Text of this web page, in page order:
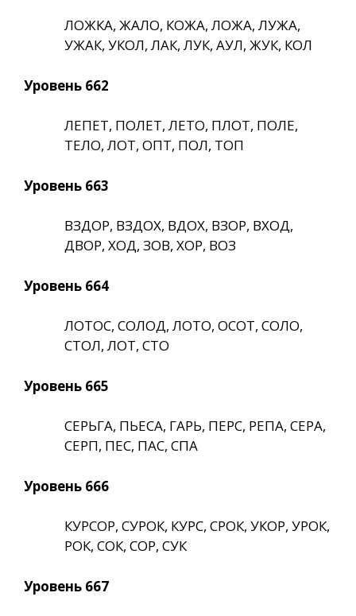
ЛОЖКА, ЖАЛО, КОЖА, ЛОЖА, ЛУЖА,
УЖАК, УКОЛ, ЛАК, ЛУК, АУЛ, ЖУК, КОЛ
Уровень 662
ЛЕПЕТ, ПОЛЕТ, ЛЕТО, ПЛОТ, ПОЛЕ,
ТЕЛО, ЛОТ, ОПТ, ПОЛ, ТОП
Уровень 663
ВЗДОР, ВЗДОХ, ВДОХ, ВЗОР, ВХОД,
ДВОР, ХОД, ЗОВ, ХОР, ВОЗ
Уровень 664
ЛОТОС, СОЛОД, ЛОТО, ОСОТ, СОЛО,
СТОЛ, ЛОТ, СТО
Уровень 665
СЕРЬГА, ПЬЕСА, ГАРЬ, ПЕРС, РЕПА, СЕРА,
СЕРП, ПЕС, ПАС, СПА
Уровень 666
КУРСОР, СУРОК, КУРС, СРОК, УКОР, УРОК,
РОК, СОК, СОР, СУК
Уровень 667